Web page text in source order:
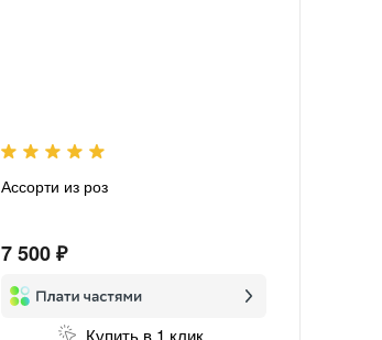
Ассорти из роз
7 500 ₽
Купить в 1 клик